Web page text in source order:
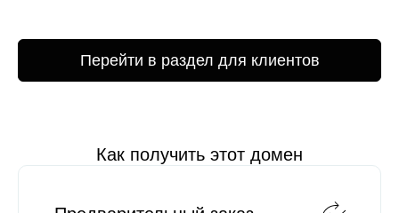
Перейти в раздел для клиентов
Как получить этот домен